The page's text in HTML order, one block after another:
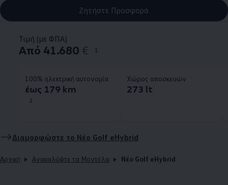
Ζητήστε Προσφορά
Τιμή (με ΦΠΑ)
Από 41.680 € 1
100% ηλεκτρική αυτονομία
έως 179 km
2
Χώρος αποσκευών
273 lt
Διαμορφώστε το Νέο Golf eHybrid
Αρχική Ανακαλύψτε τα Μοντέλα Νέο Golf eHybrid